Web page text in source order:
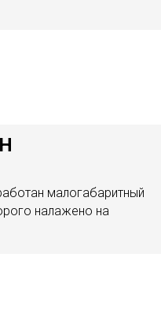
малогабаритный
налажено на